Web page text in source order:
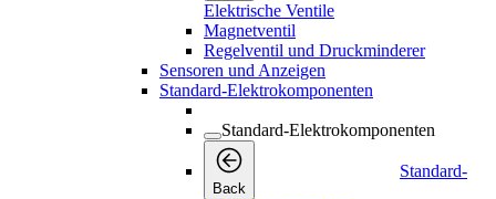
Elektrische Ventile
Magnetventil
Regelventil und Druckminderer
Sensoren und Anzeigen
Standard-Elektrokomponenten
Standard-Elektrokomponenten
Back
Standard-